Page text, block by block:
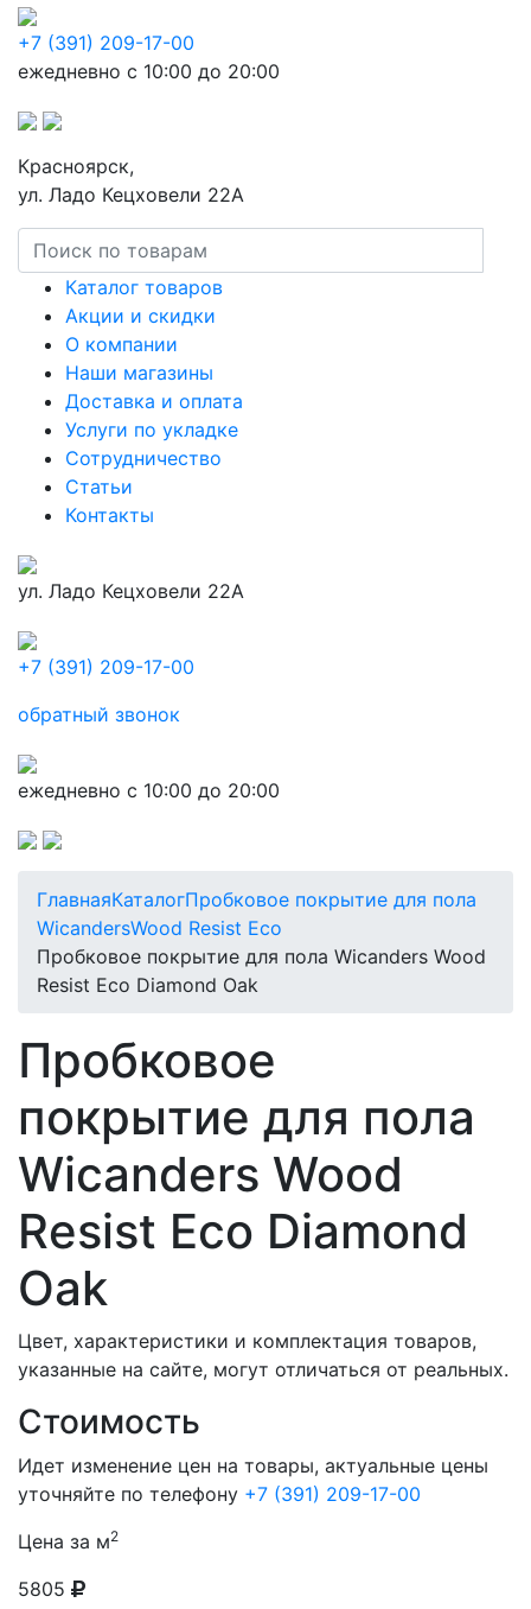
+7 (391) 209-17-00
ежедневно с 10:00 до 20:00
Красноярск,
ул. Ладо Кецховели 22А
Каталог товаров
Акции и скидки
О компании
Наши магазины
Доставка и оплата
Услуги по укладке
Сотрудничество
Статьи
Контакты
ул. Ладо Кецховели 22А
+7 (391) 209-17-00
обратный звонок
ежедневно с 10:00 до 20:00
ГлавнаяКаталогПробковое покрытие для пола
WicandersWood Resist Eco
Пробковое покрытие для пола Wicanders Wood
Resist Eco Diamond Oak
Пробковое
покрытие для пола
Wicanders Wood
Resist Eco Diamond
Oak
Цвет, характеристики и комплектация товаров,
указанные на сайте, могут отличаться от реальных.
Стоимость
Идет изменение цен на товары, актуальные цены
уточняйте по телефону +7 (391) 209-17-00
Цена за м2
5805